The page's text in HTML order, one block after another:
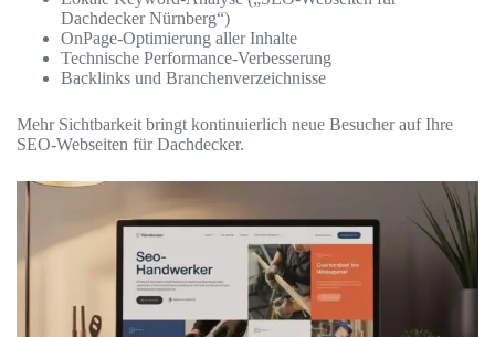
Dachdecker Nürnberg“)
OnPage-Optimierung aller Inhalte
Technische Performance-Verbesserung
Backlinks und Branchenverzeichnisse
Mehr Sichtbarkeit bringt kontinuierlich neue Besucher auf Ihre
SEO-Webseiten für Dachdecker.